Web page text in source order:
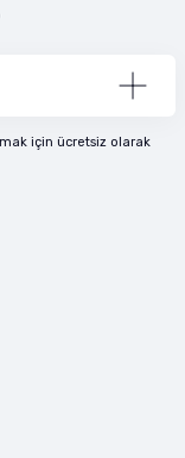
için ücretsiz olarak